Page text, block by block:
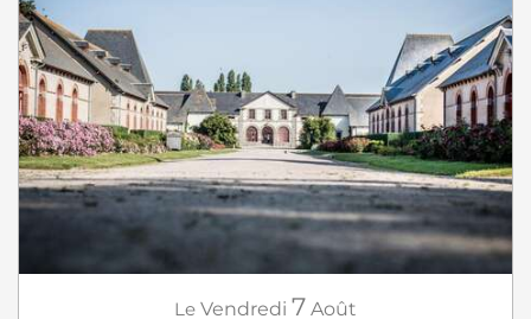
Le Vendredi 7 Août